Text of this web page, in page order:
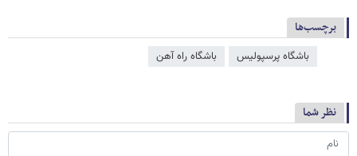
برچسب‌ها
باشگاه پرسپولیس باشگاه راه آهن
نظر شما